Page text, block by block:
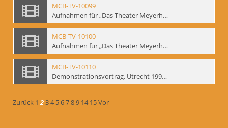
MCB-TV-10099
Aufnahmen für „Das Theater Meyerholds und die Biomechanik“ (7). Biomechanische Etüden – Detailstudien, Ausschnitt 2 - Interne Signatur: BM-vid-7_A2
MCB-TV-10100
Aufnahmen für „Das Theater Meyerholds und die Biomechanik“ (7). Biomechanische Etüden – Detailstudien, Ausschnitt 3 - Interne Signatur: BM-vid-7_A3
MCB-TV-10110
Demonstrationsvortrag, Utrecht 1991 (1) - Interne Signatur: BM-vid-17
Zurück 1 234 56789 14 15Vor